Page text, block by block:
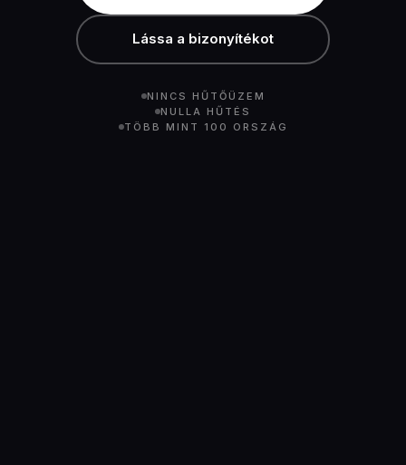
Lássa a bizonyítékot
NINCS HŰTŐÜZEM
NULLA HŰTÉS
TÖBB MINT 100 ORSZÁG